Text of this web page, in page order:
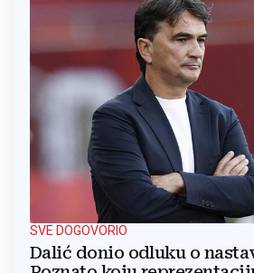
SVE DOGOVORIO
Dalić donio odluku o